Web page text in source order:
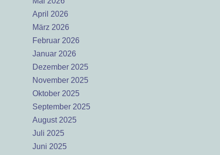
April 2026
März 2026
Februar 2026
Januar 2026
Dezember 2025
November 2025
Oktober 2025
September 2025
August 2025
Juli 2025
Juni 2025